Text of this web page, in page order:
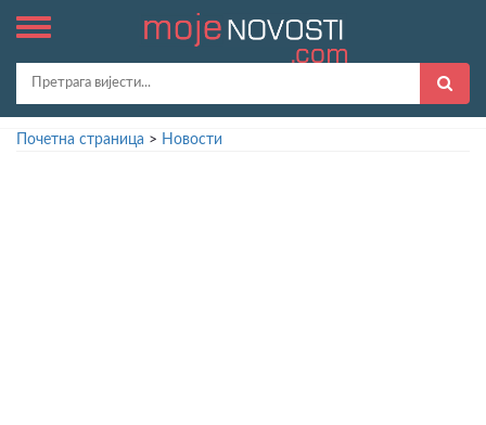
Почетна страница > Новости